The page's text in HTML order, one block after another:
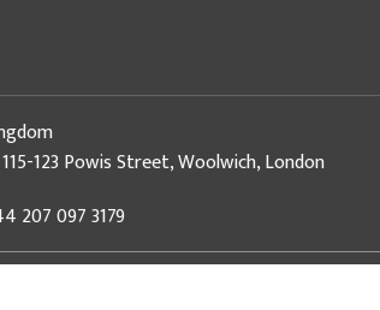
123 Powis Street, Woolwich, London
207 097 3179